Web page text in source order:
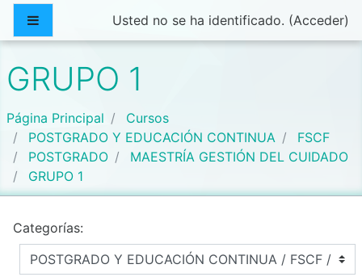
Salta al contenido principal
Panel lateralUsted no se ha identificado. (Acceder)
GRUPO 1
Página Principal
Cursos
POSTGRADO Y EDUCACIÓN CONTINUA
FSCF
POSTGRADO
MAESTRÍA GESTIÓN DEL CUIDADO
GRUPO 1
Categorías: